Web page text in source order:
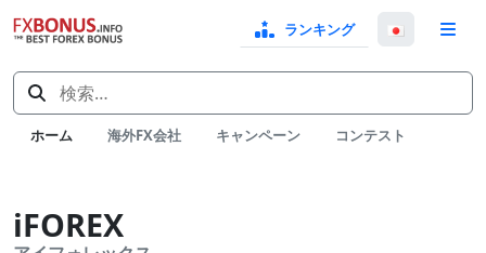
検
索:
ランキング
言
語
選
択
ホーム 海外FX会社 キャンペーン コンテスト
iFOREX